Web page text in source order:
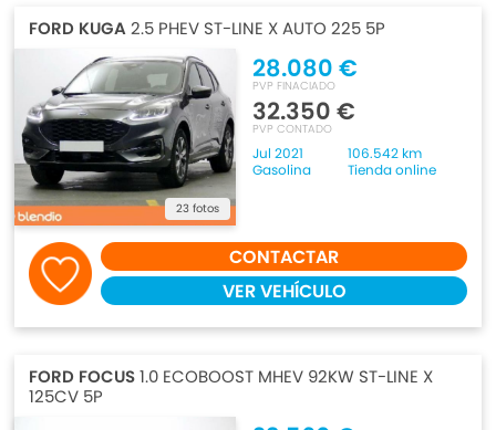
FORD KUGA2.5 PHEV ST-LINE X AUTO 225 5P
23 fotos
28.080 €
PVP FINACIADO
32.350 €
PVP CONTADO
Jul 2021
106.542 km
Gasolina
Tienda online
CONTACTAR
VER VEHÍCULO
FORD FOCUS1.0 ECOBOOST MHEV 92KW ST-LINE X
125CV 5P